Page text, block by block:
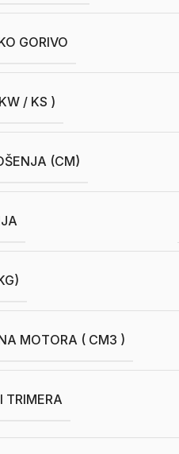
GORIVO
/ KS )
(CM)
MOTORA ( CM3 )
TRIMERA